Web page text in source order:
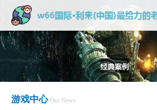
游戏中心 Our News